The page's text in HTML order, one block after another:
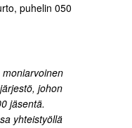
puhelin 050
johon
jäsentä.
yhteistyöllä